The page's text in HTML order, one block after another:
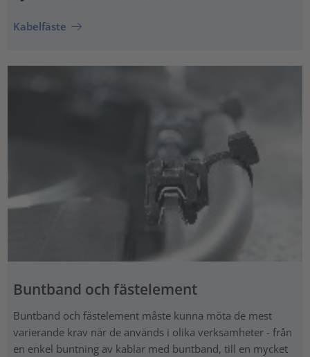
Kabelfäste
Buntband och fästelement
Buntband och fästelement måste kunna möta de mest
varierande krav när de används i olika verksamheter - från
en enkel buntning av kablar med buntband, till en mycket